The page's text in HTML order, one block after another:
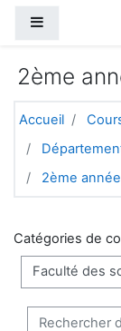
2ème
Accueil
2ème année
Catégories de
Rechercher